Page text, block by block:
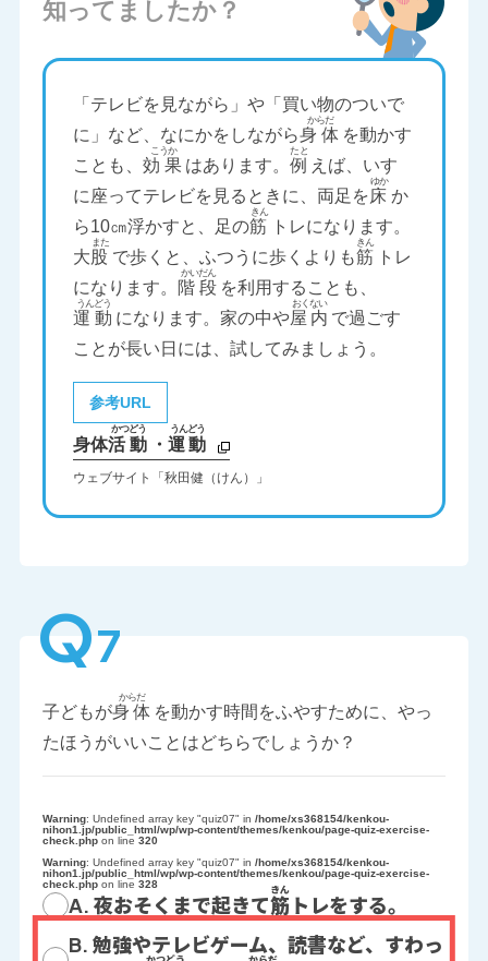
知ってましたか？
「テレビを見ながら」や「買い物のついで
に」など、なにかをしながら身体 を動かす
ことも、効果 はあります。 例 えば、いす
に座ってテレビを見るときに、両足を床 か
ら10㎝浮かすと、足の筋 トレになります。
大 股 で歩くと、ふつうに歩くよりも筋 トレ
になります。 階段 を利用することも、
運動 になります。家の中や屋内 で過ごす
ことが長い日には、試してみましょう。
参考URL
身体活動 ・ 運動
ウェブサイト「秋田健（けん）」
Q7
子どもが身体 を動かす時間をふやすために、やっ
たほうがいいことはどちらでしょうか？
Warning: Undefined array key "quiz07" in /home/xs368154/kenkou-
nihon1.jp/public_html/wp/wp-content/themes/kenkou/page-quiz-exercise-
check.phpon line 320
Warning: Undefined array key "quiz07" in /home/xs368154/kenkou-
nihon1.jp/public_html/wp/wp-content/themes/kenkou/page-quiz-exercise-
check.phpon line 328
A. 夜おそくまで起きて筋トレをする。
B. 勉強やテレビゲーム、読書など、すわっ